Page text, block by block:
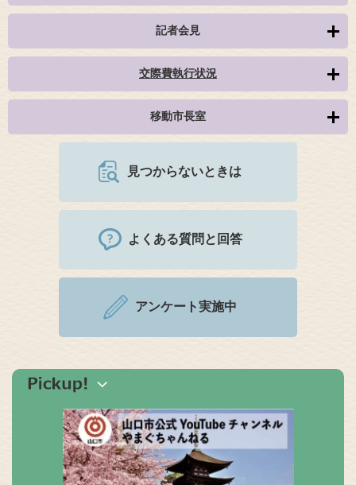
記者会見
交際費執行状況
移動市長室
見つからないときは
よくある質問と回答
アンケート実施中